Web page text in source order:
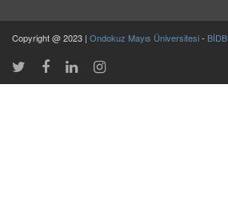
Copyright @ 2023 | Ondokuz Mayıs Üniversitesi- BİDB